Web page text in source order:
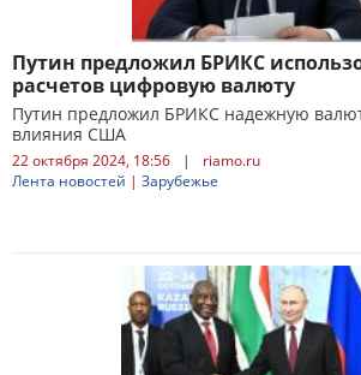
Путин предложил БРИКС
расчетов цифровую валюту
Путин предложил БРИКС надежную
влияния США
22 октября 2024, 18:56 |
riamo.ru
Лента новостей | Зарубежье